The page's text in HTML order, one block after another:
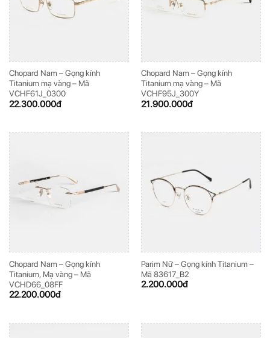
Chopard Nam – Gọng kính
Titanium mạ vàng – Mã
VCHF61J_0300
22.300.000đ
Chopard Nam – Gọng kính
Titanium mạ vàng – Mã
VCHF95J_300Y
21.900.000đ
Chopard Nam – Gọng kính
Titanium, Mạ vàng – Mã
VCHD66_08FF
22.200.000đ
Parim Nữ – Gọng kính Titanium –
Mã 83617_B2
2.200.000đ